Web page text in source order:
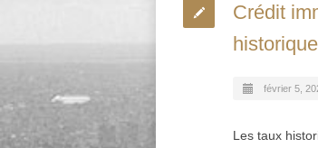
Crédit
février 5,
Les taux